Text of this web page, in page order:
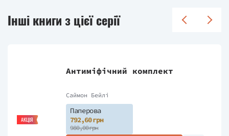
Інші книги з цієї серії
АКЦІЯ
Антиміфічний комплект
Саймон Бейлі
Паперова
792,60 грн
980,00 грн